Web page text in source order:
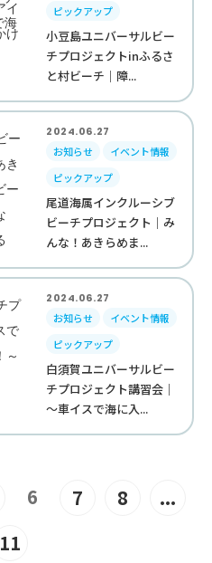
ピックアップ
小豆島ユニバーサルビー
チプロジェクトinふるさ
と村ビーチ｜障...
2024.06.27
お知らせ
イベント情報
ピックアップ
尾道海属インクルーシブ
ビーチプロジェクト｜み
んな！あきらめま...
2024.06.27
お知らせ
イベント情報
ピックアップ
白須賀ユニバーサルビー
チプロジェクト講習会｜
～車イスで海に入...
6 7 8
...
11